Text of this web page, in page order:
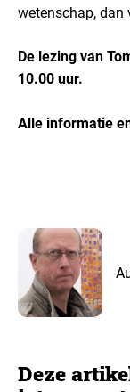
wetenschap, dan
De lezing van
10.00 uur.
Alle informatie
Deze